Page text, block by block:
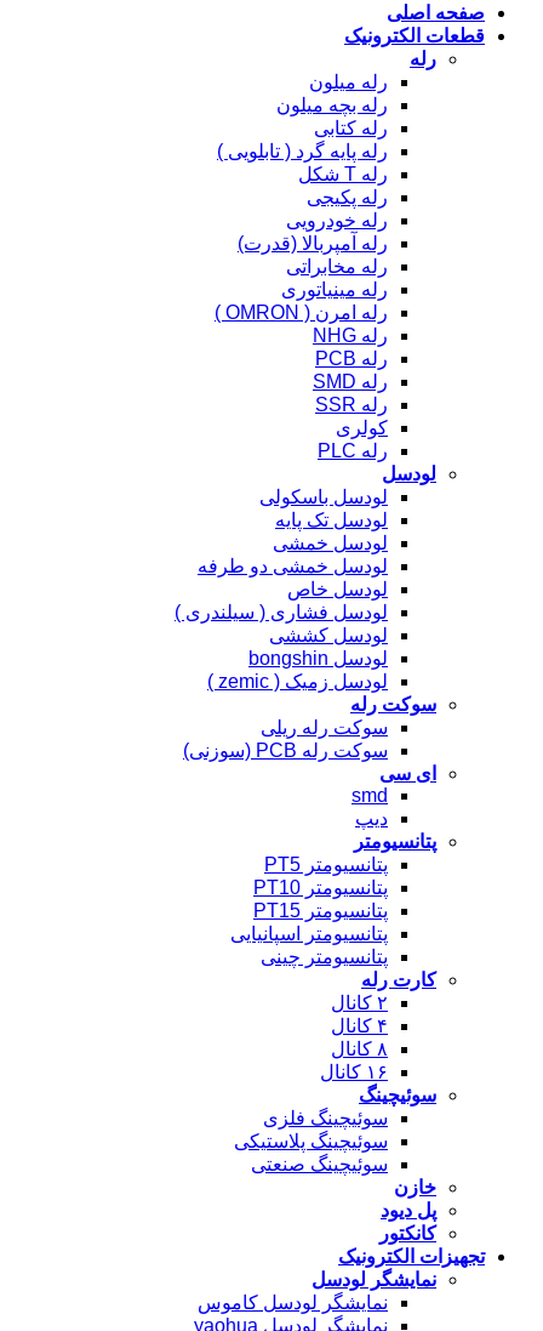
صفحه اصلی
قطعات الکترونیک
رله
رله میلون
رله بچه میلون
رله کتابی
رله پایه گرد ( تابلویی )
رله T شکل
رله پکیجی
رله خودرویی
رله آمپربالا (قدرت)
رله مخابراتی
رله مینیاتوری
رله امرن ( OMRON )
رله NHG
رله PCB
رله SMD
رله SSR
کولری
رله PLC
لودسل
لودسل باسکولی
لودسل تک پایه
لودسل خمشی
لودسل خمشی دو طرفه
لودسل خاص
لودسل فشاری ( سیلندری )
لودسل کششی
لودسل bongshin
لودسل زمیک ( zemic )
سوکت رله
سوکت رله ریلی
سوکت رله PCB (سوزنی)
ای سی
smd
دیپ
پتانسیومتر
پتانسیومتر PT5
پتانسیومتر PT10
پتانسیومتر PT15
پتانسیومتر اسپانیایی
پتانسیومتر چینی
کارت رله
۲ کانال
۴ کانال
۸ کانال
۱۶ کانال
سوئیچینگ
سوئیچینگ فلزی
سوئیچینگ پلاستیکی
سوئیچینگ صنعتی
خازن
پل دیود
کانکتور
تجهیزات الکترونیک
نمایشگر لودسل
نمایشگر لودسل کاموس
نمایشگر لودسل yaohua